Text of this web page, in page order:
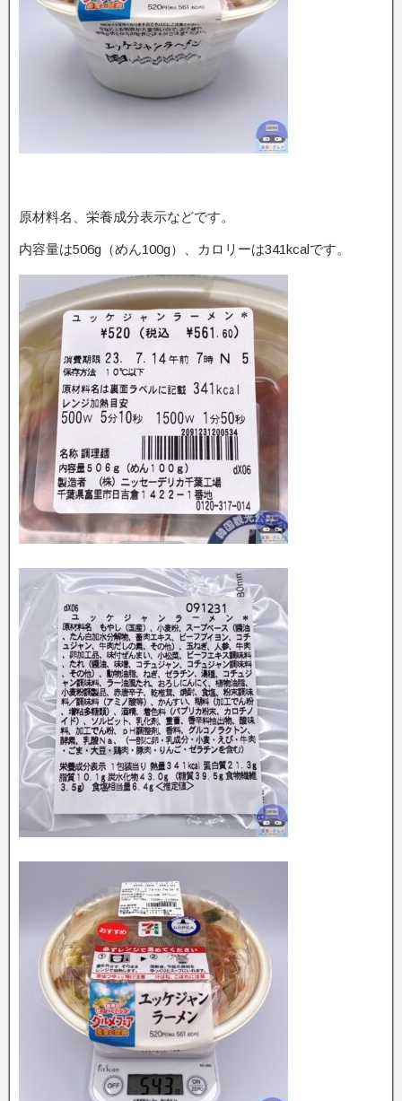
原材料名、栄養成分表示などです。
内容量は506g（めん100g）、カロリーは341kcalです。